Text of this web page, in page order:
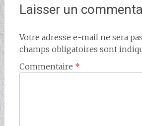
Laisser un
Votre adresse e-mail ne sera
champs obligatoires sont
Commentaire *